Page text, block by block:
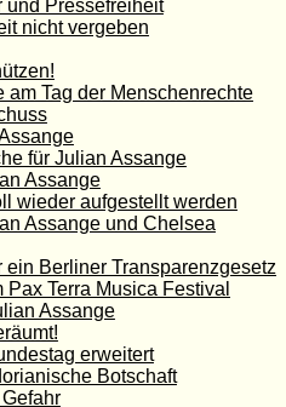
und Pressefreiheit
nicht vergeben
Tag der Menschenrechte
für Julian Assange
Assange
wieder aufgestellt werden
Assange und Chelsea
Berliner Transparenzgesetz
Terra Musica Festival
Assange
erweitert
Botschaft